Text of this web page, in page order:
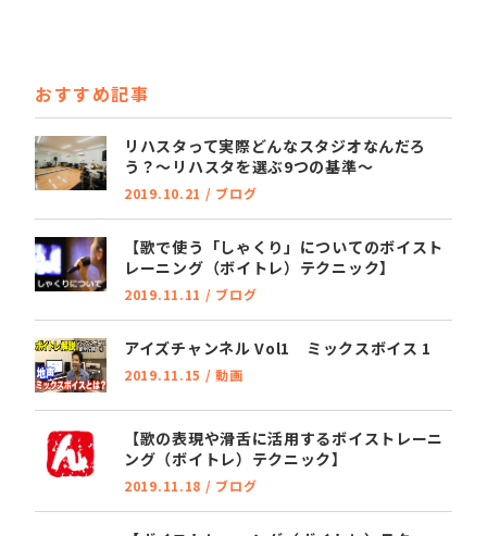
e
b
o
o
k
t
e
r
おすすめ記事
リハスタって実際どんなスタジオなんだろ
う？～リハスタを選ぶ9つの基準～
2019.10.21 / ブログ
【歌で使う「しゃくり」についてのボイスト
レーニング（ボイトレ）テクニック】
2019.11.11 / ブログ
アイズチャンネル Vol1 ミックスボイス 1
2019.11.15 /動画
【歌の表現や滑舌に活用するボイストレーニ
ング（ボイトレ）テクニック】
2019.11.18 / ブログ